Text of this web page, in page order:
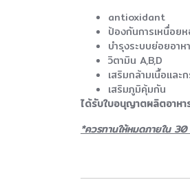
antioxidant
ป้องกันการเหนื่อย
บำรุงระบบย่อยอาห
วิตามิน A,B,D
เสริมกล้ามเนื้อและ
เสริมภูมิคุ้มกัน
ได้รับใบอนุญาตผลิตอาหา
*ควรทานให้หมดภายใน